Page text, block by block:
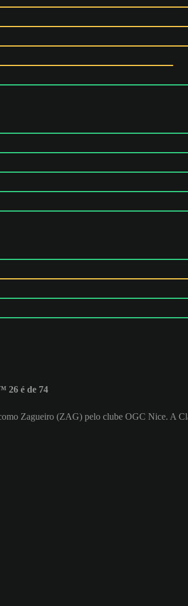
26 é de 74
Zagueiro (ZAG) pelo clube OGC Nice. A